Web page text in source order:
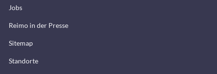
Jobs
Reimo in der Presse
Sitemap
Standorte